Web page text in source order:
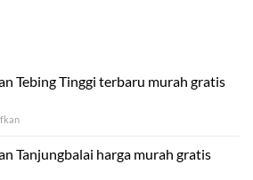
Tebing Tinggi terbaru murah gratis
pada
meja
makan
Tanjungbalai harga murah gratis